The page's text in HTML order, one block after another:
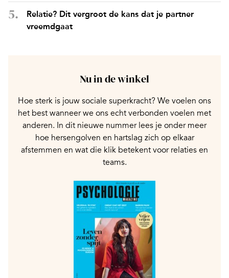
Relatie? Dit vergroot de kans dat je partner
vreemdgaat
Nu in de winkel
Hoe sterk is jouw sociale superkracht? We voelen ons
het best wanneer we ons echt verbonden voelen met
anderen. In dit nieuwe nummer lees je onder meer
hoe hersengolven en hartslag zich op elkaar
afstemmen en wat die klik betekent voor relaties en
teams.